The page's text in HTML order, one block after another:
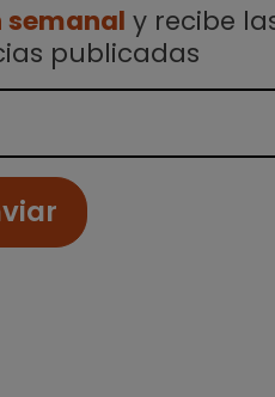
semanal y recibe
publicadas